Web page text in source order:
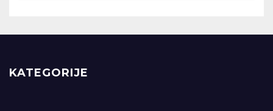
KATEGORIJE